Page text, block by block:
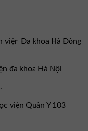
viện Đa khoa Hà Đông
đa khoa Hà Nội
viện Quân Y 103